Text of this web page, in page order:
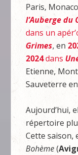
Paris,
l’Auberge du
dans un
Grimes, en
2024dans
Etienne,
Sauveterre en
Aujourd’hui,
répertoire
Cette
Bohème(